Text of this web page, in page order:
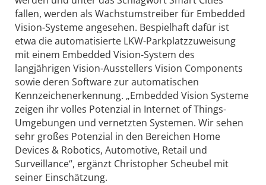
fallen, werden als Wachstumstreiber für Embedded
Vision-Systeme angesehen. Bespielhaft dafür ist
etwa die automatisierte LKW-Parkplatzzuweisung
mit einem Embedded Vision-System des
langjährigen Vision-Ausstellers Vision Components
sowie deren Software zur automatischen
Kennzeichenerkennung. „Embedded Vision Systeme
zeigen ihr volles Potenzial in Internet of Things-
Umgebungen und vernetzten Systemen. Wir sehen
sehr großes Potenzial in den Bereichen Home
Devices & Robotics, Automotive, Retail und
Surveillance“, ergänzt Christopher Scheubel mit
seiner Einschätzung.